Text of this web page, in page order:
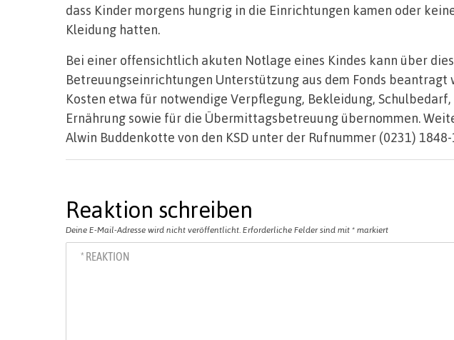
dass Kinder morgens hungrig in die Einrichtungen kamen oder
Kleidung hatten.
Bei einer offensichtlich akuten Notlage eines Kindes kann über
Betreuungseinrichtungen Unterstützung aus dem Fonds beantragt
Kosten etwa für notwendige Verpflegung, Bekleidung,
Ernährung sowie für die Übermittagsbetreuung übernommen.
Alwin Buddenkotte von den KSD unter der Rufnummer (0231) 1848-
Reaktion schreiben
Deine E-Mail-Adresse wird nicht veröffentlicht. Erforderliche Felder sind mit * markiert